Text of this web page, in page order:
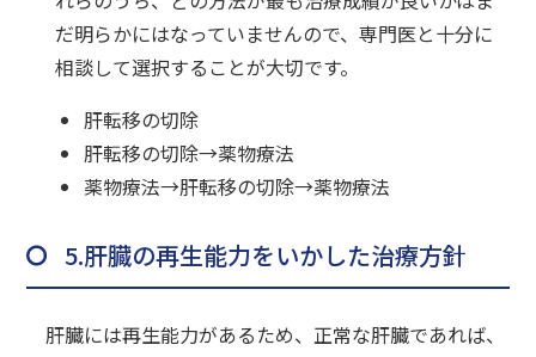
だ明らかにはなっていませんので、専門医と十分に
相談して選択することが大切です。
肝転移の切除
肝転移の切除→薬物療法
薬物療法→肝転移の切除→薬物療法
5.肝臓の再生能力をいかした治療方針
肝臓には再生能力があるため、正常な肝臓であれば、